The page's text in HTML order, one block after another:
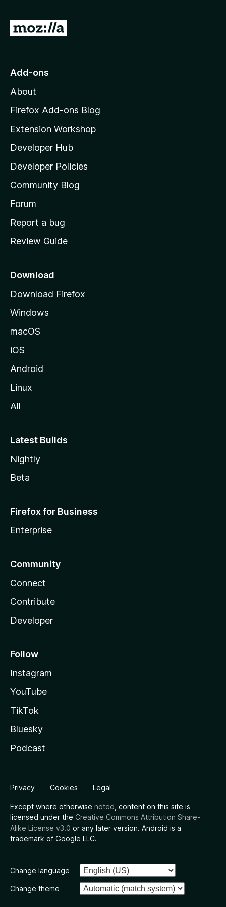
t
o
4
.
t
f
G
o
o
z
l
l
a
s
h
o
e
a
e
Add-ons
About
Firefox Add-ons Blog
Extension Workshop
Developer Hub
Developer Policies
Community Blog
Forum
Report a bug
Review Guide
Download
Download Firefox
Windows
macOS
iOS
Android
Linux
All
Latest Builds
Nightly
Beta
Firefox for Business
Enterprise
Community
Connect
Contribute
Developer
Follow
Instagram
YouTube
TikTok
Bluesky
Podcast
Privacy Cookies Legal
Except where otherwise noted , content on this site is
licensed under the Creative Commons Attribution Share-
Alike License v3.0 or any later version. Android is a
trademark of Google LLC.
Change language
Change theme